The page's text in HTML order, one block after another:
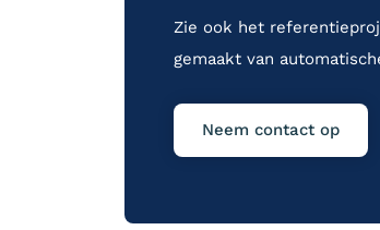
Zie ook het
gemaakt van
Neem contact op